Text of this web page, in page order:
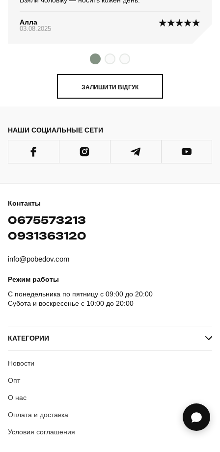
Алла
03.08.2025
ЗАЛИШИТИ ВІДГУК
НАШИ СОЦИАЛЬНЫЕ СЕТИ
Контакты
0675573213
0931363120
info@pobedov.com
Режим работы
С понедельника по пятницу с 09:00 до 20:00
Субота и воскресенье с 10:00 до 20:00
КАТЕГОРИИ
Новости
Опт
О нас
Оплата и доставка
Условия соглашения